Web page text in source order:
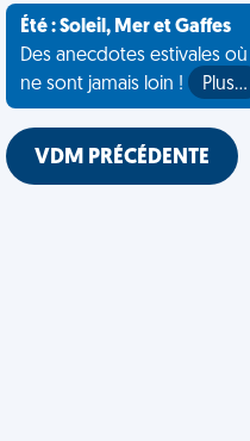
Été : Soleil, Mer et Gaffes
Des anecdotes estivales
ne sont jamais loin !
Plus…
VDM PRÉCÉDENTE